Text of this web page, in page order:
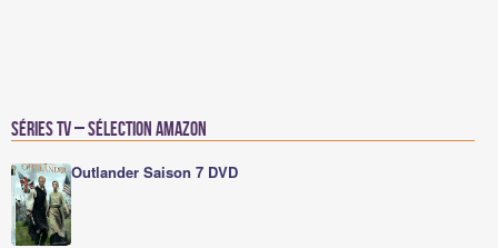
Séries TV – Sélection Amazon
Outlander Saison 7 DVD